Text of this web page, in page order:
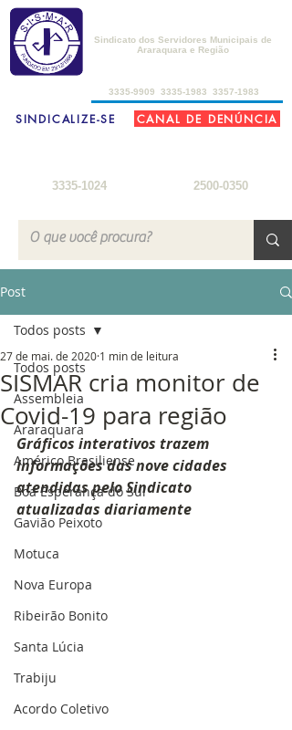
3335-9909
3335-1983 3357-1983
3335-1024
Sindicato dos Servidores Municipais de
Araraquara e Região
SINDICALIZE-SE
2500-0350
CANAL DE DENÚNCIA
Post
Todos posts
Assembleia
Araraquara
Américo Brasiliense
Boa Esperança do Sul
Gavião Peixoto
Motuca
Nova Europa
Ribeirão Bonito
Santa Lúcia
Trabiju
Acordo Coletivo
Todos posts
SISMAR cria monitor de
Covid-19 para região
27 de mai. de 2020 1 min de leitura
Gráficos interativos trazem
informações das nove cidades
atendidas pelo Sindicato
atualizadas diariamente